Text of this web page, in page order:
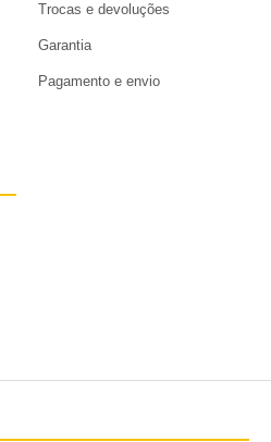
Trocas e devoluções
Garantia
Pagamento e envio